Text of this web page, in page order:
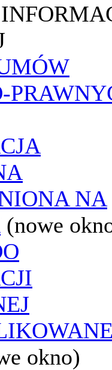
NA
(nowe
okno)